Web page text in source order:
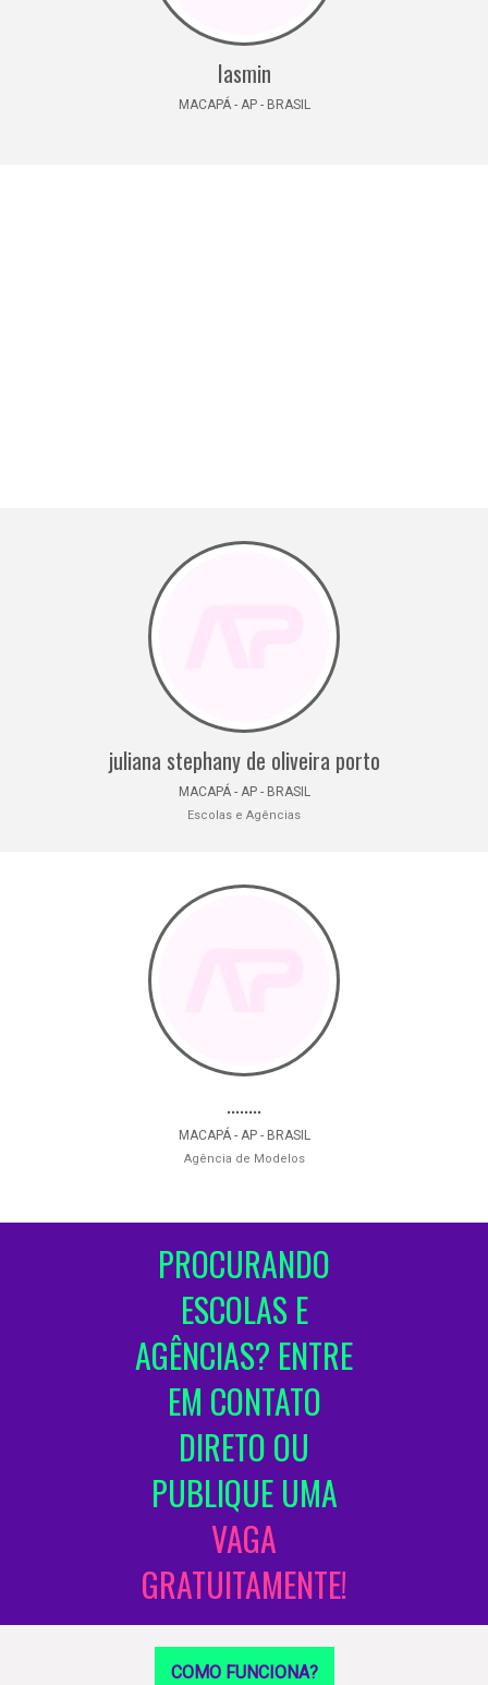
Iasmin
MACAPÁ - AP - BRASIL
juliana stephany de oliveira porto
MACAPÁ - AP - BRASIL
Escolas e Agências
........
MACAPÁ - AP - BRASIL
Agência de Modelos
PROCURANDO
ESCOLAS E
AGÊNCIAS? ENTRE
EM CONTATO
DIRETO OU
PUBLIQUE UMA
VAGA
GRATUITAMENTE!
COMO FUNCIONA?